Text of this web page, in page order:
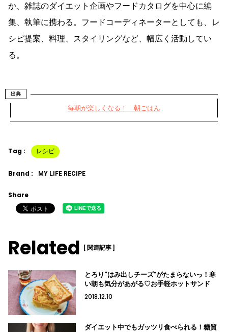
か、雑誌のダイエット企画やフードカタログを中心に編
集、執筆に携わる。フードコーディネーターとしても、レ
シピ提案、料理、スタイリングなど、幅広く活動してい
る。
出典
毎朝が楽しくなる！ 朝ごはん
Tag : レシピ
Brand : MY LIFE RECIPE
Share
Related [ 関連記事 ]
とろり“はみ出しチーズ”がたまらないっ！寒
い朝も気分があがる♡お手軽ホットサンド
2018.12.10
ダイエット中でもガッツリ食べられる！糖質